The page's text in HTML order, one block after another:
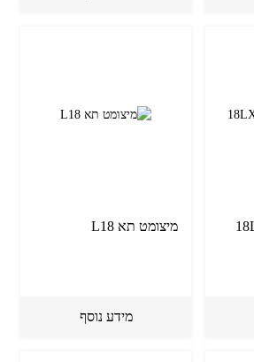
מיצומט תא L18
מידע נוסף